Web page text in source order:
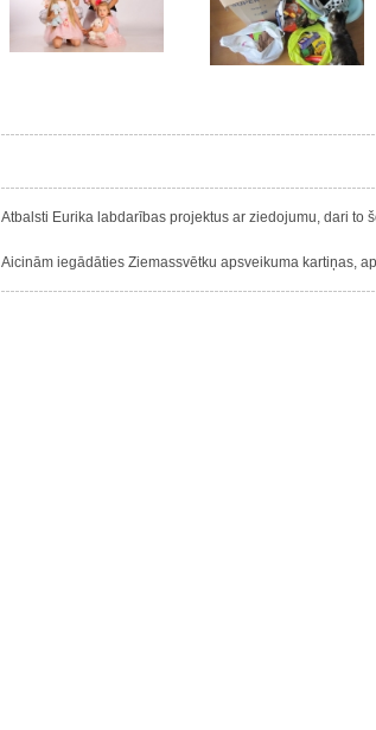
Atbalsti Eurika labdarības projektus ar ziedojumu, dari to
Aicinām iegādāties Ziemassvētku apsveikuma kartiņas,